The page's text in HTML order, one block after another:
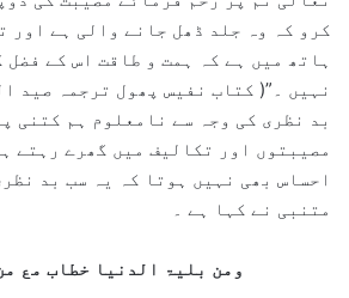
کرو کہ وہ جلد ڈھل جانے والی ہے اور
ہاتھ میں ہے کہ ہمت و طاقت اس کے فضل
نہیں ۔”( کتاب نفیس پھول ترجمہ صید
بد نظری کی وجہ سے نامعلوم ہم کتنی
مصیبتوں اور تکالیف میں گھرے رہتے
احساس بھی نہیں ہوتا کہ یہ سب بد
متنبی نے کہا ہے ۔
ومن بلیۃ الدنیا خطاب مع